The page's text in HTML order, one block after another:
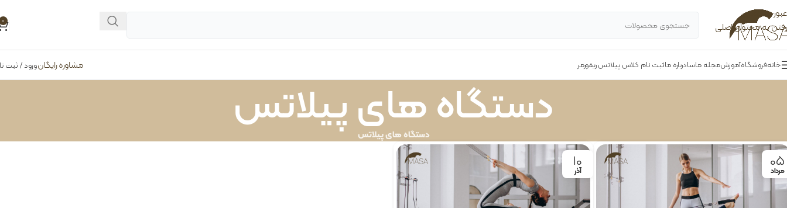
عبور به ناوبری
رفتن به محتوای اصلی
0
خانهفروشگاهآموزشمجله ماسادرباره ماثبت نام کلاس پیلاتس ریفورمر مشاوره رایگانورود / ثبت
دستگاه های پیلاتس
دستگاه های پیلاتس
05
مرداد 10
آذر